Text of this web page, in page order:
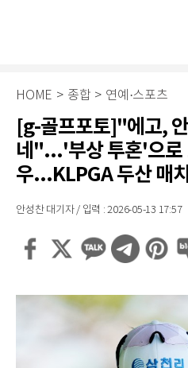
HOME > 종합 > 연예·스포츠
[g-골프포토]"에고,
네"...'부상 투혼'으로
우...KLPGA 두산 매치
안성찬 대기자 / 입력 : 2026-05-13 17:57